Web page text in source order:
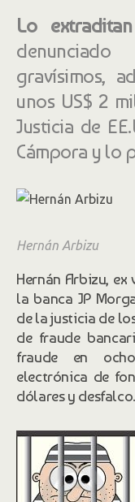
Lo
gravísimos,
unos US$ 2
Justicia de
Cámpora y lo
Hernán Arbizu
Hernán Arbizu,
la banca JP
de la justicia de
de fraude
fraude en
electrónica de
dólares y desfalco.